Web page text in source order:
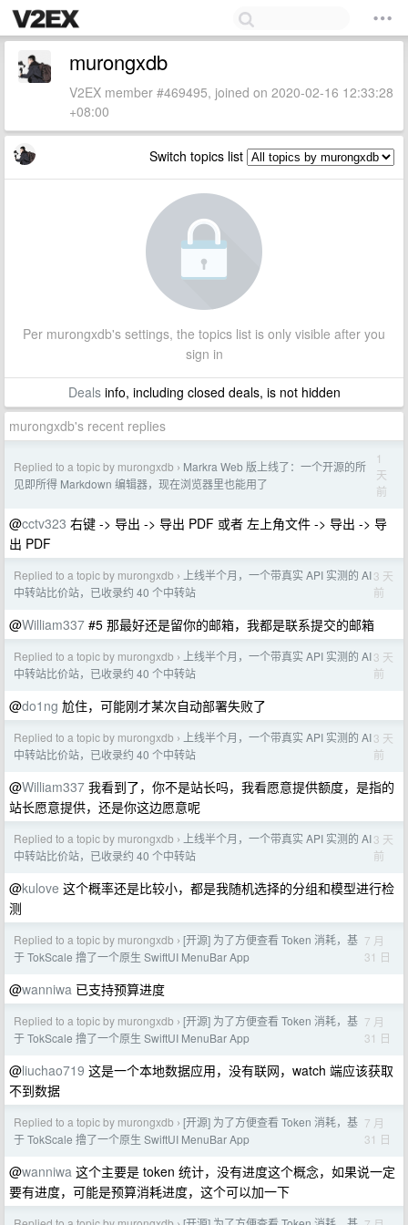
murongxdb
V2EX member #469495, joined on 2020-02-16 12:33:28
+08:00
Switch topics list
Per murongxdb's settings, the topics list is only visible after you
sign in
Dealsinfo, including closed deals, is not hidden
murongxdb's recent replies
Replied to a topic by murongxdb › Markra Web 版上线了：一个开源的所
见即所得 Markdown 编辑器，现在浏览器里也能用了
1
天
前
@cctv323 右键 -> 导出 -> 导出 PDF 或者 左上角文件 -> 导出 -> 导
出 PDF
Replied to a topic by murongxdb ›
上线半个月，一个带真实 API 实测的 AI
中转站比价站，已收录约 40 个中转站
3 天
前
@William337 #5 那最好还是留你的邮箱，我都是联系提交的邮箱
Replied to a topic by murongxdb ›
上线半个月，一个带真实 API 实测的 AI
中转站比价站，已收录约 40 个中转站
3 天
前
@do1ng 尬住，可能刚才某次自动部署失败了
Replied to a topic by murongxdb ›
上线半个月，一个带真实 API 实测的 AI
中转站比价站，已收录约 40 个中转站
3 天
前
@William337 我看到了，你不是站长吗，我看愿意提供额度，是指的
站长愿意提供，还是你这边愿意呢
Replied to a topic by murongxdb ›
上线半个月，一个带真实 API 实测的 AI
中转站比价站，已收录约 40 个中转站
3 天
前
@kulove 这个概率还是比较小，都是我随机选择的分组和模型进行检
测
Replied to a topic by murongxdb › [开源] 为了方便查看 Token 消耗，基
于 TokScale 撸了一个原生 SwiftUI MenuBar App
7 月
31 日
@wanniwa 已支持预算进度
Replied to a topic by murongxdb › [开源] 为了方便查看 Token 消耗，基
于 TokScale 撸了一个原生 SwiftUI MenuBar App
7 月
31 日
@liuchao719 这是一个本地数据应用，没有联网，watch 端应该获取
不到数据
Replied to a topic by murongxdb › [开源] 为了方便查看 Token 消耗，基
于 TokScale 撸了一个原生 SwiftUI MenuBar App
7 月
31 日
@wanniwa 这个主要是 token 统计，没有进度这个概念，如果说一定
要有进度，可能是预算消耗进度，这个可以加一下